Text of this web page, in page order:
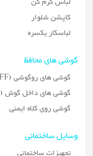
کاپشن شلوار
لباسکار یکسره
گوشی های محافظ
گوشی های روگوشی (EAR MUFF)
گوشی های داخل گوش (EAR PLUGS)
گوشی روی کلاه ایمنی
وسایل ساختمانی